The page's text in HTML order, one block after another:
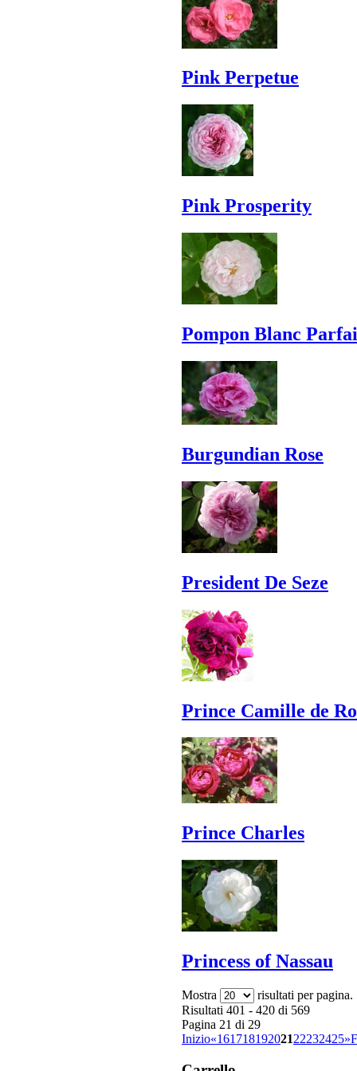
Pink Perpetue
Pink Prosperity
Pompon Blanc
Burgundian Rose
President De Seze
Prince Camille de
Prince Charles
Princess of Nassau
Mostra
risultati per pagina.
Risultati 401 - 420 di 569
Pagina 21 di 29
Inizio«16171819202122232425»